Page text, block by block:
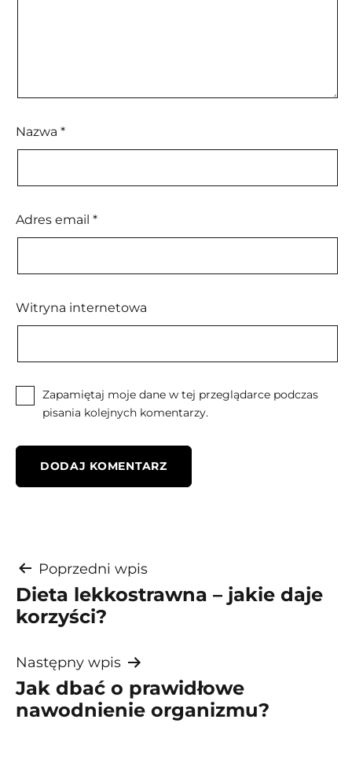
Nazwa *
Adres email *
Witryna internetowa
Zapamiętaj moje dane w tej przeglądarce podczas
pisania kolejnych komentarzy.
Nawigacja
wpisu
Poprzedni wpis
Dieta lekkostrawna – jakie daje
korzyści?
Następny wpis
Jak dbać o prawidłowe
nawodnienie organizmu?